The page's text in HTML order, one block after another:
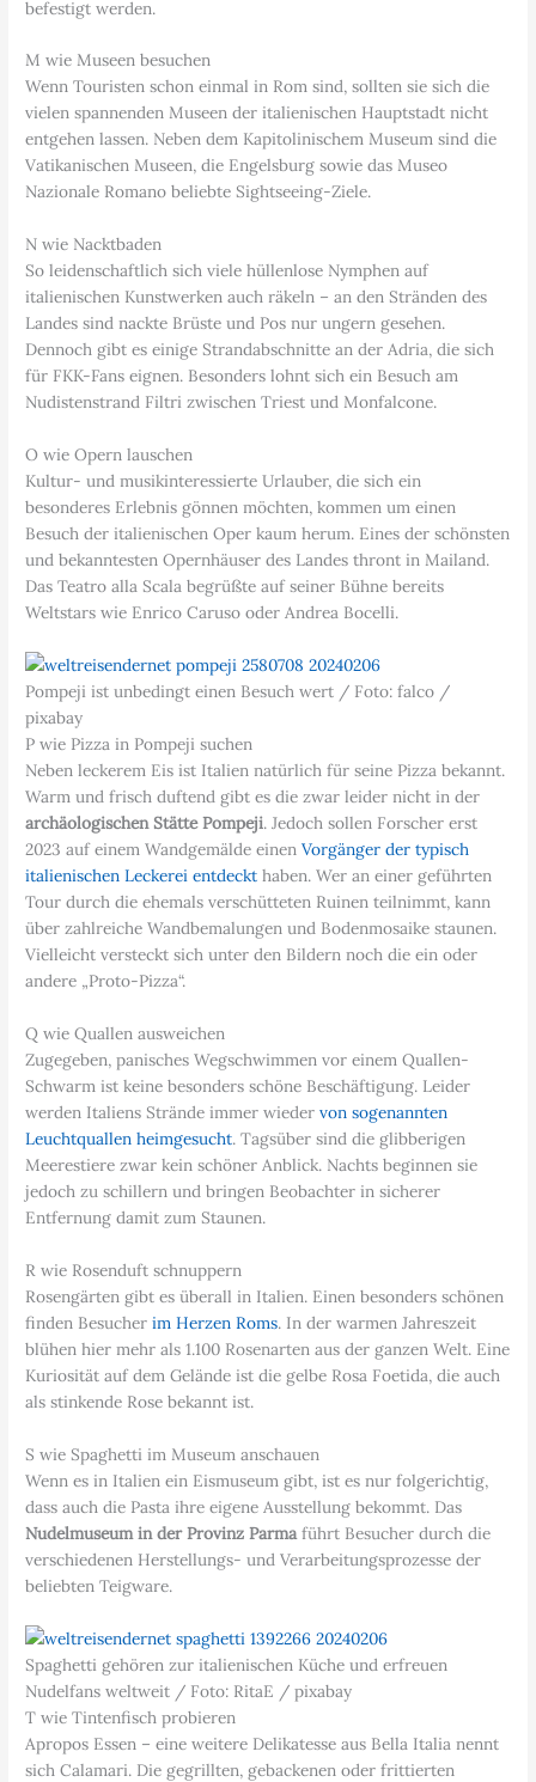
befestigt werden.
M wie Museen besuchen
Wenn Touristen schon einmal in Rom sind, sollten sie sich die
vielen spannenden Museen der italienischen Hauptstadt nicht
entgehen lassen. Neben dem Kapitolinischem Museum sind die
Vatikanischen Museen, die Engelsburg sowie das Museo
Nazionale Romano beliebte Sightseeing-Ziele.
N wie Nacktbaden
So leidenschaftlich sich viele hüllenlose Nymphen auf
italienischen Kunstwerken auch räkeln – an den Stränden des
Landes sind nackte Brüste und Pos nur ungern gesehen.
Dennoch gibt es einige Strandabschnitte an der Adria, die sich
für FKK-Fans eignen. Besonders lohnt sich ein Besuch am
Nudistenstrand Filtri zwischen Triest und Monfalcone.
O wie Opern lauschen
Kultur- und musikinteressierte Urlauber, die sich ein
besonderes Erlebnis gönnen möchten, kommen um einen
Besuch der italienischen Oper kaum herum. Eines der schönsten
und bekanntesten Opernhäuser des Landes thront in Mailand.
Das Teatro alla Scala begrüßte auf seiner Bühne bereits
Weltstars wie Enrico Caruso oder Andrea Bocelli.
Pompeji ist unbedingt einen Besuch wert / Foto: falco /
pixabay
P wie Pizza in Pompeji suchen
Neben leckerem Eis ist Italien natürlich für seine Pizza bekannt.
Warm und frisch duftend gibt es die zwar leider nicht in der
archäologischen Stätte Pompeji. Jedoch sollen Forscher erst
2023 auf einem Wandgemälde einenVorgänger der typisch
italienischen Leckerei entdeckt haben. Wer an einer geführten
Tour durch die ehemals verschütteten Ruinen teilnimmt, kann
über zahlreiche Wandbemalungen und Bodenmosaike staunen.
Vielleicht versteckt sich unter den Bildern noch die ein oder
andere „Proto-Pizza“.
Q wie Quallen ausweichen
Zugegeben, panisches Wegschwimmen vor einem Quallen-
Schwarm ist keine besonders schöne Beschäftigung. Leider
werden Italiens Strände immer wiedervon sogenannten
Leuchtquallen heimgesucht. Tagsüber sind die glibberigen
Meerestiere zwar kein schöner Anblick. Nachts beginnen sie
jedoch zu schillern und bringen Beobachter in sicherer
Entfernung damit zum Staunen.
R wie Rosenduft schnuppern
Rosengärten gibt es überall in Italien. Einen besonders schönen
finden Besucherim Herzen Roms. In der warmen Jahreszeit
blühen hier mehr als 1.100 Rosenarten aus der ganzen Welt. Eine
Kuriosität auf dem Gelände ist die gelbe Rosa Foetida, die auch
als stinkende Rose bekannt ist.
S wie Spaghetti im Museum anschauen
Wenn es in Italien ein Eismuseum gibt, ist es nur folgerichtig,
dass auch die Pasta ihre eigene Ausstellung bekommt. Das
Nudelmuseum in der Provinz Parmaführt Besucher durch die
verschiedenen Herstellungs- und Verarbeitungsprozesse der
beliebten Teigware.
Spaghetti gehören zur italienischen Küche und erfreuen
Nudelfans weltweit / Foto: RitaE / pixabay
T wie Tintenfisch probieren
Apropos Essen – eine weitere Delikatesse aus Bella Italia nennt
sich Calamari. Die gegrillten, gebackenen oder frittierten